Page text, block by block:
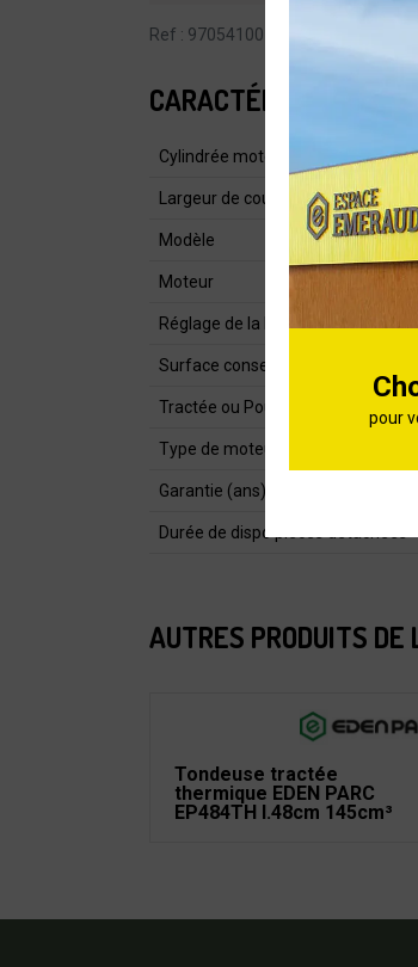
Ref : 970541001
CARACTÉRISTIQUES
Cylindrée moteur (cm³)
Largeur de coupe (cm)
Modèle
Moteur
Réglage de la hauteur de coupe
Surface conseillée (m²)
Tractée ou Poussée
Type de moteur
Garantie (ans)
Durée de dispo pièces détachées
AUTRES PRODUITS DE
Tondeuse tractée
thermique EDEN PARC
EP484TH l.48cm 145cm³
pour